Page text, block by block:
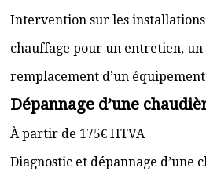
Intervention sur les
chauffage pour un entretien, un
remplacement d’un
Dépannage d’une
À partir de 175€ HTVA
Diagnostic et dépannage d’une